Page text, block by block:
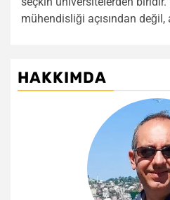
mühendisliği açısından değil,
HAKKIMDA